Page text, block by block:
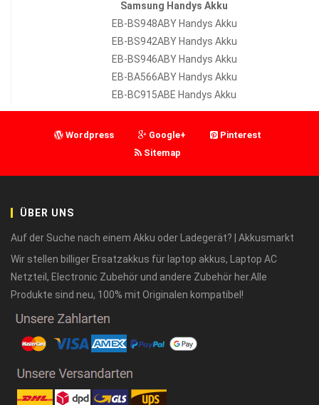
Samsung Handys Akku
EB-BS948ABY Handys Akku
EB-BS942ABY Handys Akku
EB-BS946ABY Handys Akku
EB-BA566ABY Handys Akku
EB-BC915ABE Handys Akku
Wordpress Google+
Pinterest
Sitemap
ÜBER UNS
Auf der Suche nach einem Akku oder Ladegerät? | Akkusmarkt
Wir stellen billiger Ersatzakkus für laptop akkus, Laptop AC
Netzteil, Electronic Zubehör und andere Zubehör her.Alle
Produkte sind neu, 100% mit Originalen kompatibel!